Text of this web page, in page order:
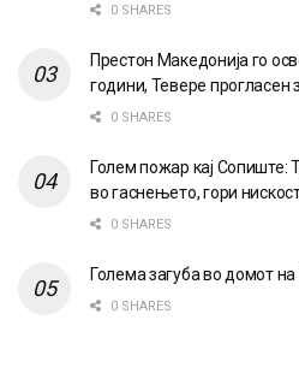
0 SHARES
Престон Македонија го
години, Тевере прогласен
0 SHARES
Голем пожар кај Сопиште:
во гаснењето, гори
0 SHARES
Голема загуба во домот
0 SHARES